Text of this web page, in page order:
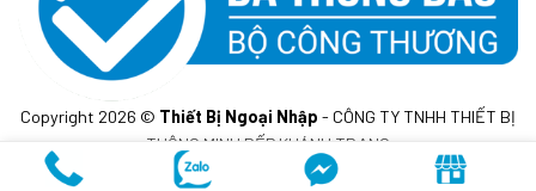
Copyright 2026 © Thiết Bị Ngoại Nhập - CÔNG TY TNHH THIẾT BỊ
THÔNG MINH BẾP KHÁNH TRANG
MST: 0317675241- Cấp lần đầu ngày 10/02/2023 tại sở KH&DT